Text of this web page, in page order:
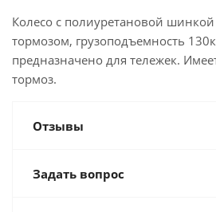
Колесо с полиуретановой
тормозом, грузоподъемность
предназначено для тележек.
тормоз.
Отзывы
Задать вопрос